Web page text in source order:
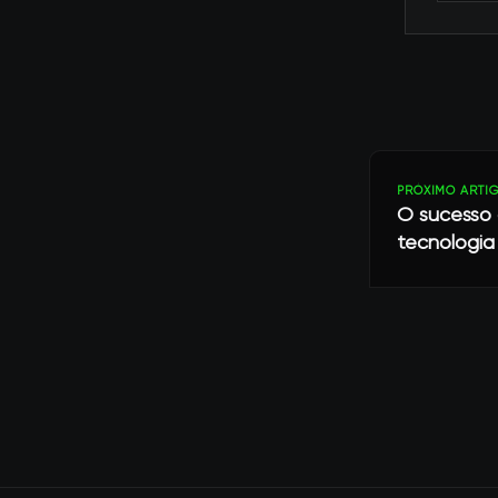
PRÓXIMO
O
tecnologia